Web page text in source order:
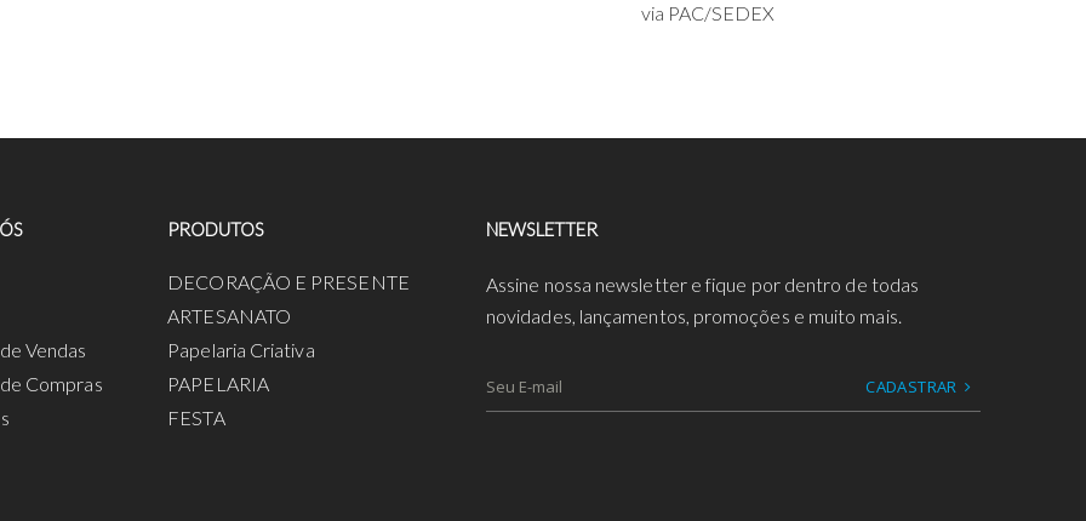
via PAC/SEDEX
Vendas
Compras
PRODUTOS
DECORAÇÃO E PRESENTE
ARTESANATO
Papelaria Criativa
PAPELARIA
FESTA
NEWSLETTER
Assine nossa newsletter e fique por dentro de todas
novidades, lançamentos, promoções e muito mais.
CADASTRAR